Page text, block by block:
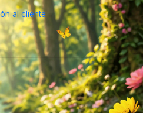
al cliente